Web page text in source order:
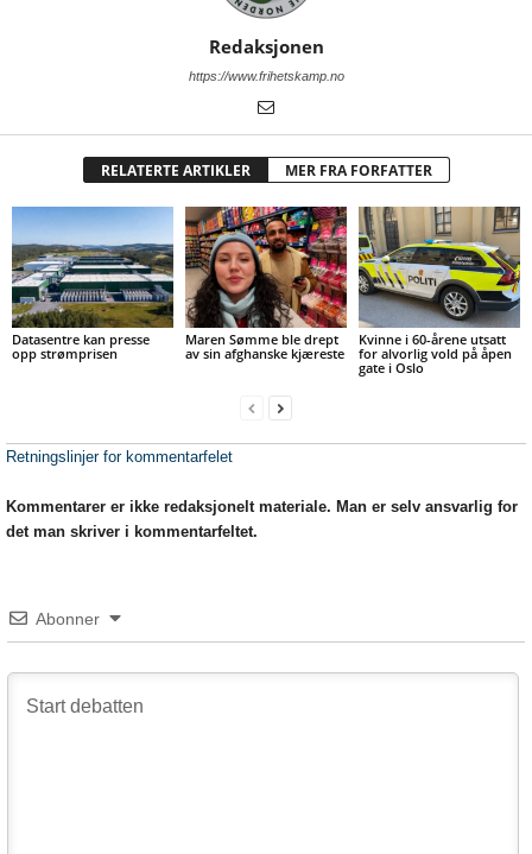
Redaksjonen
https://www.frihetskamp.no
RELATERTE ARTIKLER MER FRA FORFATTER
Datasentre kan presse
opp strømprisen
Maren Sømme ble drept
av sin afghanske kjæreste
Kvinne i 60-årene utsatt
for alvorlig vold på åpen
gate i Oslo
Retningslinjer for kommentarfelet
Kommentarer er ikke redaksjonelt materiale. Man er selv ansvarlig for
det man skriver i kommentarfeltet.
Abonner